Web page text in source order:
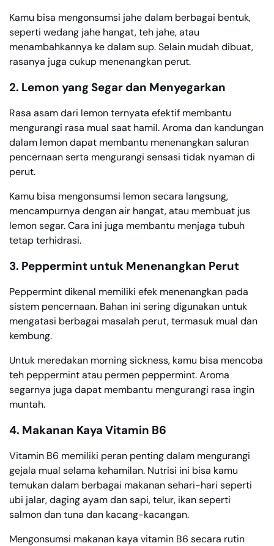
Kamu bisa mengonsumsi jahe dalam berbagai bentuk,
seperti wedang jahe hangat, teh jahe, atau
menambahkannya ke dalam sup. Selain mudah dibuat,
rasanya juga cukup menenangkan perut.
2. Lemon yang Segar dan Menyegarkan
Rasa asam dari lemon ternyata efektif membantu
mengurangi rasa mual saat hamil. Aroma dan kandungan
dalam lemon dapat membantu menenangkan saluran
pencernaan serta mengurangi sensasi tidak nyaman di
perut.
Kamu bisa mengonsumsi lemon secara langsung,
mencampurnya dengan air hangat, atau membuat jus
lemon segar. Cara ini juga membantu menjaga tubuh
tetap terhidrasi.
3. Peppermint untuk Menenangkan Perut
Peppermint dikenal memiliki efek menenangkan pada
sistem pencernaan. Bahan ini sering digunakan untuk
mengatasi berbagai masalah perut, termasuk mual dan
kembung.
Untuk meredakan morning sickness, kamu bisa mencoba
teh peppermint atau permen peppermint. Aroma
segarnya juga dapat membantu mengurangi rasa ingin
muntah.
4. Makanan Kaya Vitamin B6
Vitamin B6 memiliki peran penting dalam mengurangi
gejala mual selama kehamilan. Nutrisi ini bisa kamu
temukan dalam berbagai makanan sehari-hari seperti
ubi jalar, daging ayam dan sapi, telur, ikan seperti
salmon dan tuna dan kacang-kacangan.
Mengonsumsi makanan kaya vitamin B6 secara rutin